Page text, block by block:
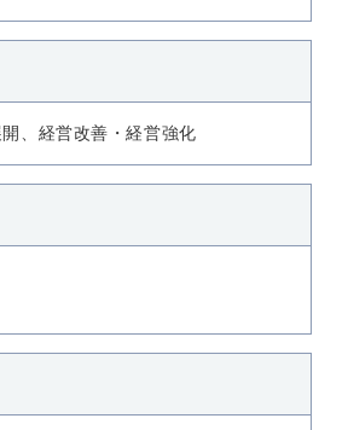
、経営改善・経営強化